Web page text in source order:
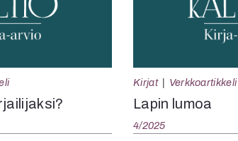
Kirjat Verkkoartikkeli
Lapin lumoa
4/2025